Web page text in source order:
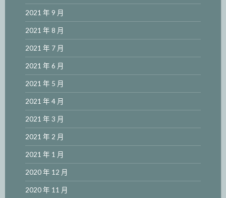
2021 年 9 月
2021 年 8 月
2021 年 7 月
2021 年 6 月
2021 年 5 月
2021 年 4 月
2021 年 3 月
2021 年 2 月
2021 年 1 月
2020 年 12 月
2020 年 11 月